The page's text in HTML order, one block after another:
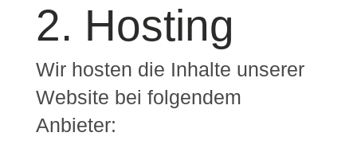
2. Hosting
Wir hosten die Inhalte unserer
Website bei folgendem
Anbieter: